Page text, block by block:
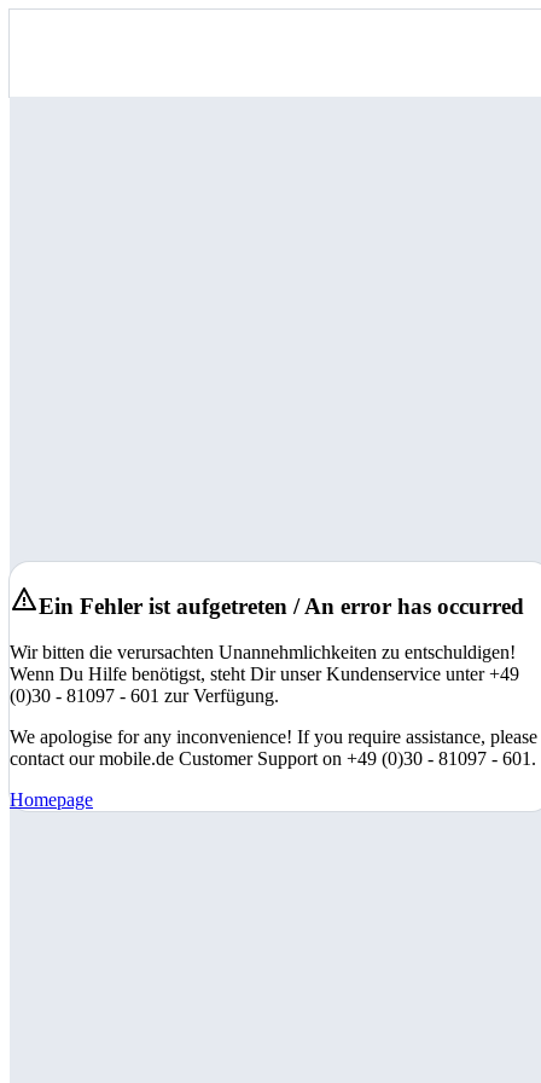
Ein Fehler ist aufgetreten / An error has occurred
Wir bitten die verursachten Unannehmlichkeiten zu entschuldigen!
Wenn Du Hilfe benötigst, steht Dir unser Kundenservice unter +49
(0)30 - 81097 - 601 zur Verfügung.
We apologise for any inconvenience! If you require assistance, please
contact our mobile.de Customer Support on +49 (0)30 - 81097 - 601.
Homepage